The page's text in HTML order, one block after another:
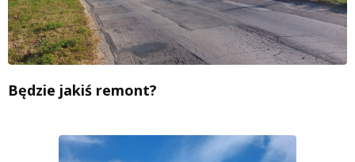
Będzie jakiś remont?